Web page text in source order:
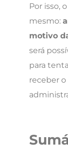
Por isso,
mesmo:
motivo
será
para
receber o